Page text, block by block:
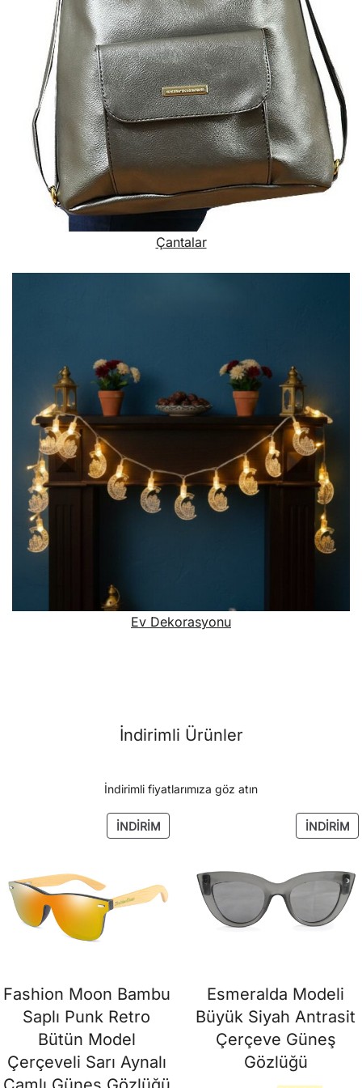
Çantalar
Ev Dekorasyonu
İndirimli Ürünler
İndirimli fiyatlarımıza göz atın
İNDIRIMİNDIRIMDEKI
Fashion Moon Bambu
Saplı Punk Retro
Bütün Model
Çerçeveli Sarı Aynalı
İNDIRIM
Esmeralda Modeli
Büyük Siyah Antrasit
Çerçeve Güneş
Gözlüğü